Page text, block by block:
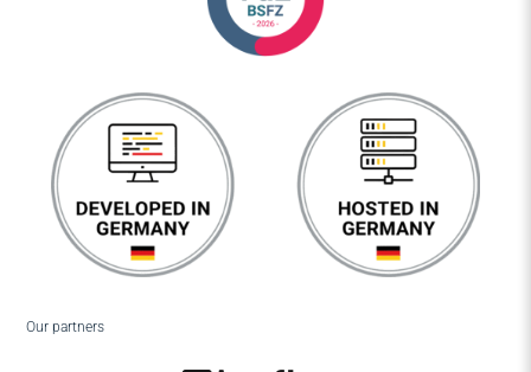
Our partners